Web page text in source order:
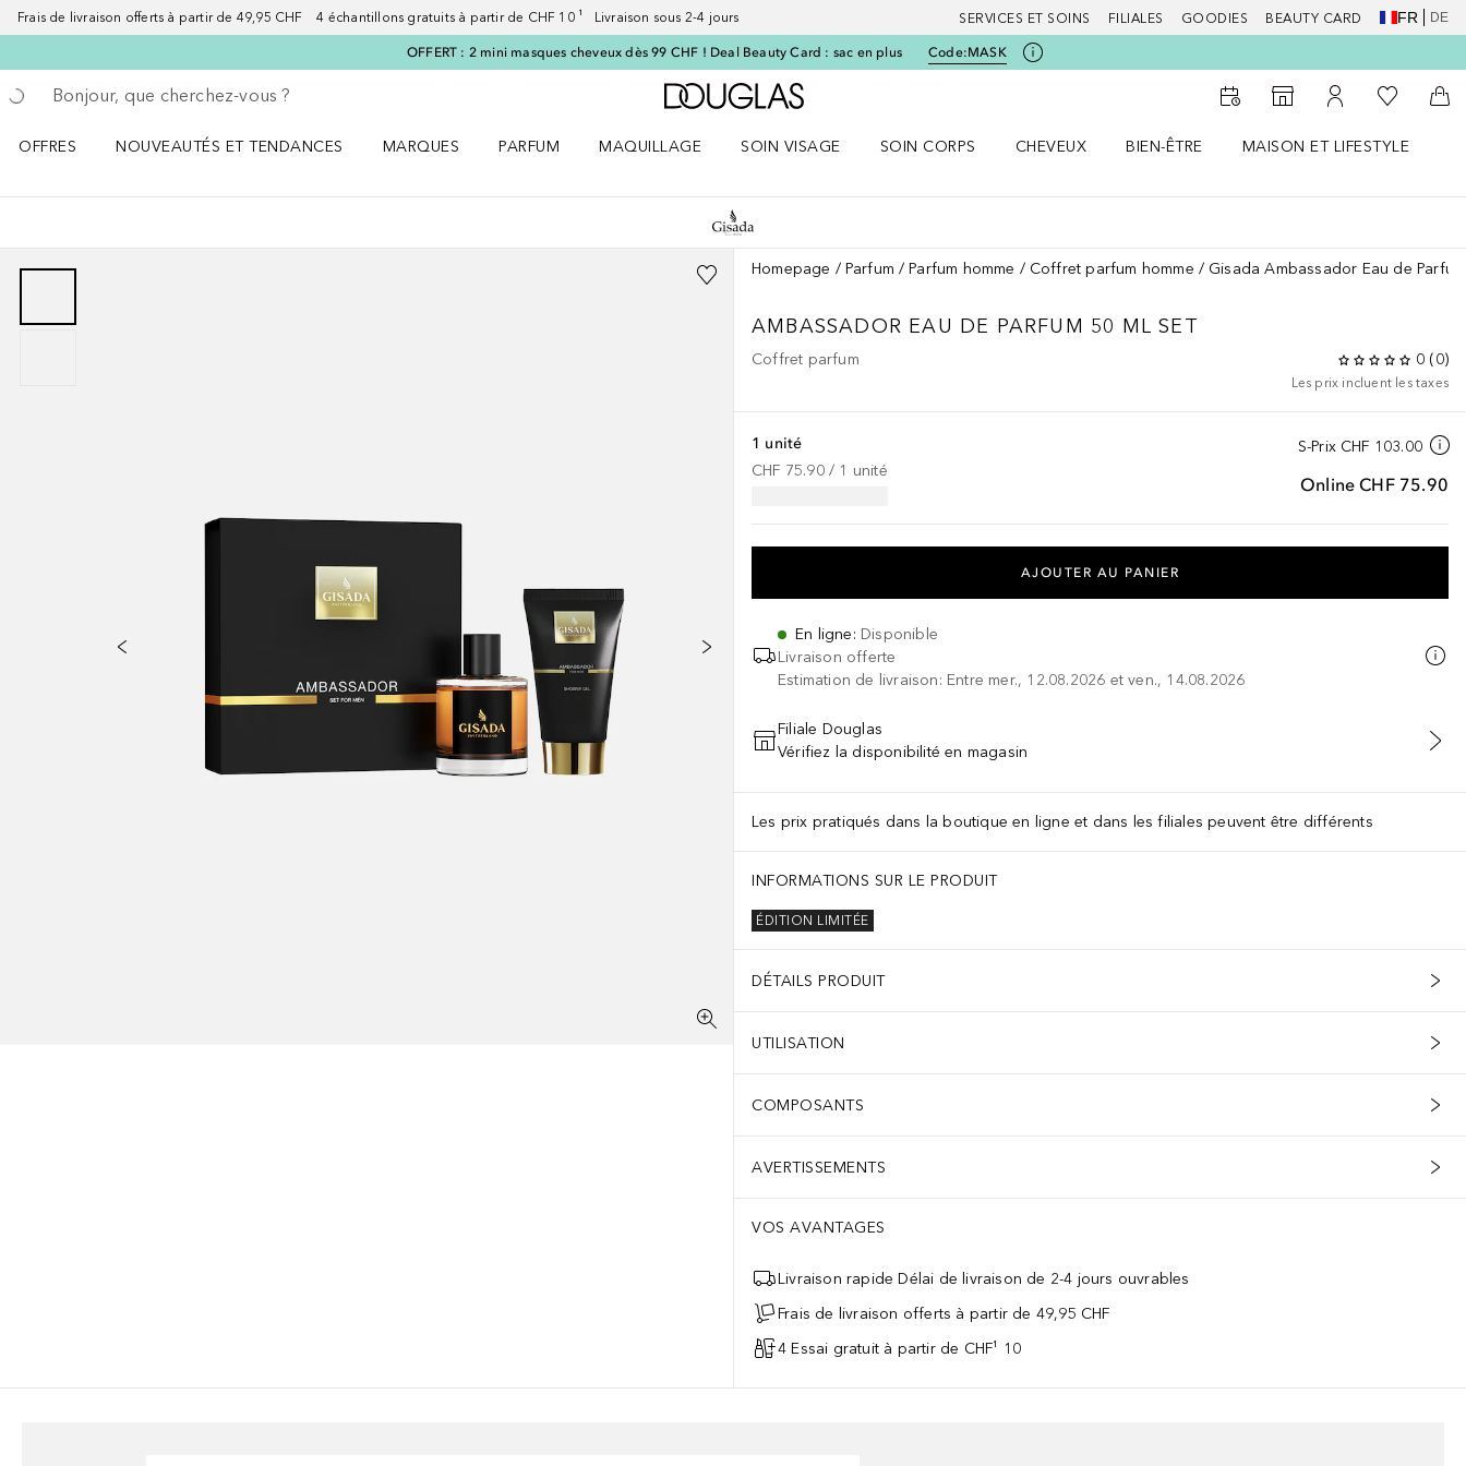
Frais de livraison offerts à partir de 49,95 CHF 4 échantillons gratuits à partir de CHF 10 ¹ Livraison sous 2-4 jours SERVICES ET SOINS FILIALES GOODIES BEAUTY CARD FR DE
OFFERT : 2 mini masques cheveux dès 99 CHF ! Deal Beauty Card : sac en plus Code:MASK
Retourner
Exécuter la recherche
Vers l'accueil Douglas
Vers le Storefinder
Vers Mon Compte
Vers Ma
OFFRES
NOUVEAUTÉS ET TENDANCES
MARQUES
PARFUM
MAQUILLAGE
SOIN VISAGE
SOIN CORPS
CHEVEUX
BIEN-ÊTRE
MAISON ET LIFESTYLE
Homepage Parfum Parfum homme Coffret parfum homme Gisada Ambassador Eau de
AMBASSADOR EAU DE PARFUM 50 ML SET
Coffret parfum 0 (0)
Les prix incluent les taxes
S-Prix CHF 103.00
Online CHF 75.90
1 unité
CHF 75.90 / 1 unité
AJOUTER AU PANIER
En ligne: Disponible
Livraison offerte
Estimation de livraison: Entre mer., 12.08.2026 et ven., 14.08.2026
Filiale Douglas
Vérifiez la disponibilité en magasin
Les prix pratiqués dans la boutique en ligne et dans les filiales peuvent être différents
INFORMATIONS SUR LE PRODUIT
ÉDITION LIMITÉE
DÉTAILS PRODUIT
UTILISATION
COMPOSANTS
AVERTISSEMENTS
VOS AVANTAGES
Livraison rapide Délai de livraison de 2-4 jours ouvrables
Frais de livraison offerts à partir de 49,95 CHF
4 Essai gratuit à partir de CHF¹ 10